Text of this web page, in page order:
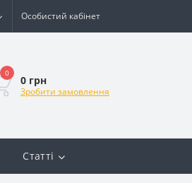
Особистий кабінет
0
0 грн
Зробити замовлення
Статті